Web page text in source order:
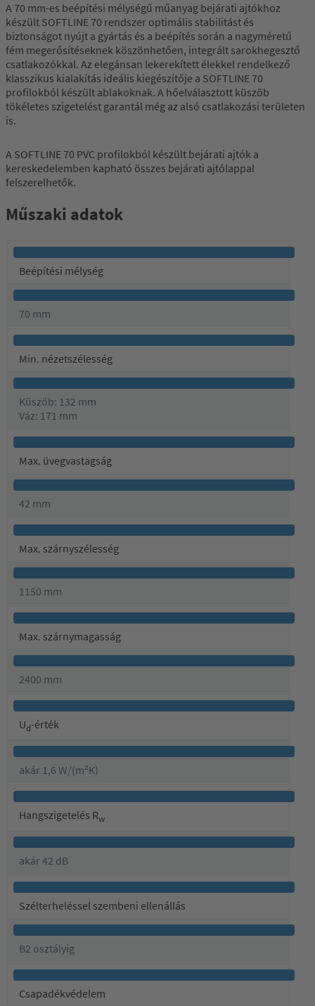
A 70 mm-es beépítési mélységű műanyag bejárati ajtókhoz
készült SOFTLINE 70 rendszer optimális stabilitást és
biztonságot nyújt a gyártás és a beépítés során a nagyméretű
fém megerősítéseknek köszönhetően, integrált sarokhegesztő
csatlakozókkal. Az elegánsan lekerekített élekkel rendelkező
klasszikus kialakítás ideális kiegészítője a SOFTLINE 70
profilokból készült ablakoknak. A hőelválasztott küszöb
tökéletes szigetelést garantál még az alsó csatlakozási területen
is.
A SOFTLINE 70 PVC profilokból készült bejárati ajtók a
kereskedelemben kapható összes bejárati ajtólappal
felszerelhetők.
Műszaki adatok
Beépítési mélység
70 mm
Min. nézetszélesség
Küszöb: 132 mm
Váz: 171 mm
Max. üvegvastagság
42 mm
Max. szárnyszélesség
1150 mm
Max. szárnymagasság
2400 mm
Ud-érték
akár 1,6 W/(m²K)
Hangszigetelés Rw
akár 42 dB
Szélterheléssel szembeni ellenállás
B2 osztályig
Csapadékvédelem